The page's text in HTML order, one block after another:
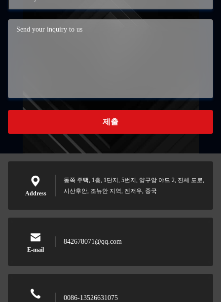
제출
Address
동쪽 주택, 1층, 1단지, 5번지, 양구앙 야드 2, 진셰 도로,
시산후안, 조뉴안 지역, 젠저우, 중국
E-mail
842678071@qq.com
0086-13526631075